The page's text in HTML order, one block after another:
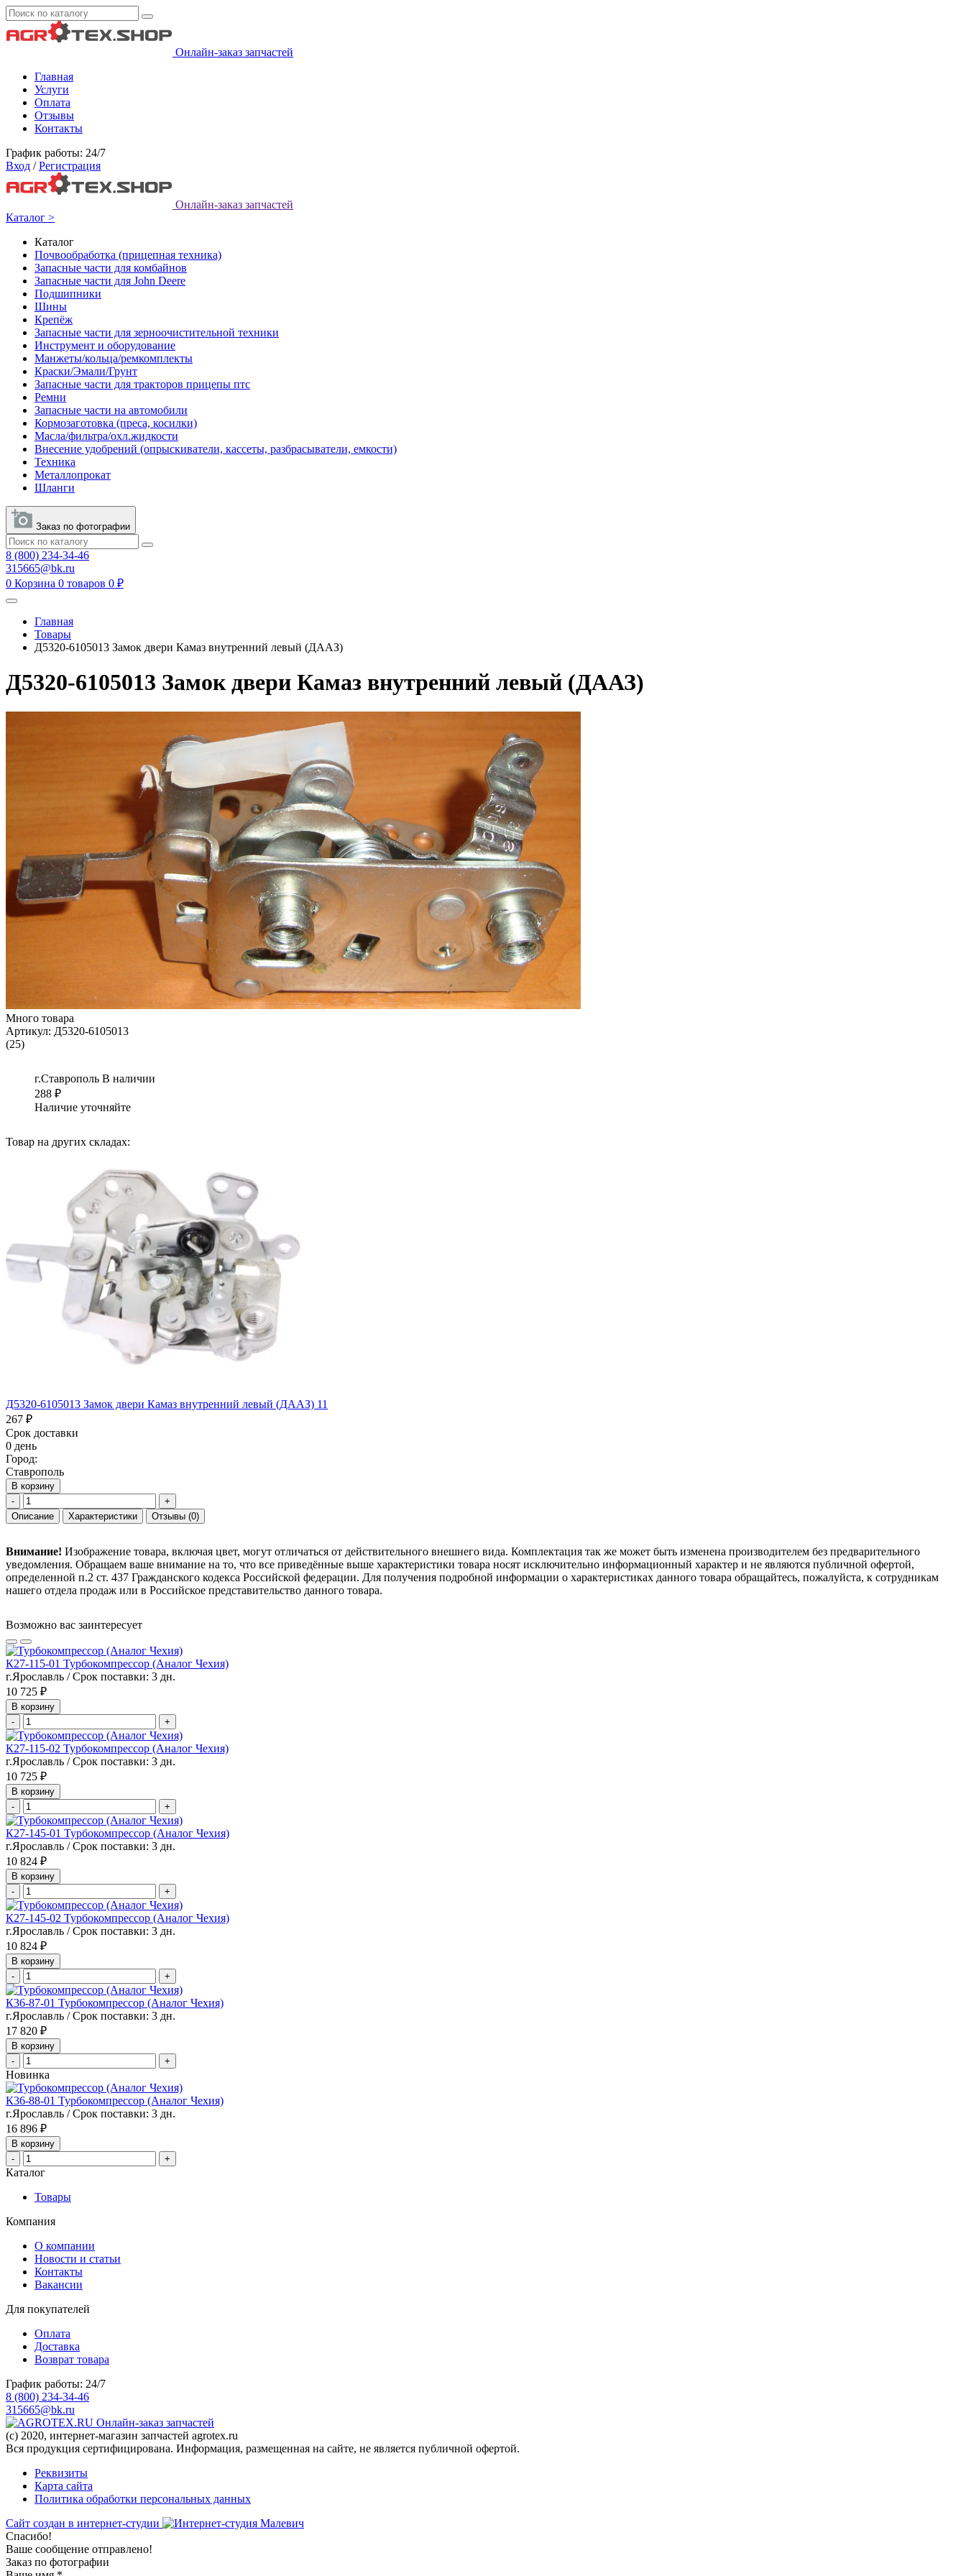
Онлайн-заказ запчастей
Главная
Услуги
Оплата
Отзывы
Контакты
График работы: 24/7
Вход / Регистрация
Онлайн-заказ запчастей
Каталог >
Каталог
Почвообработка (прицепная техника)
Запасные части для комбайнов
Запасные части для John Deere
Подшипники
Шины
Крепёж
Запасные части для зерноочистительной техники
Инструмент и оборудование
Манжеты/кольца/ремкомплекты
Краски/Эмали/Грунт
Запасные части для тракторов прицепы птс
Ремни
Запасные части на автомобили
Кормозаготовка (преса, косилки)
Масла/фильтра/охл.жидкости
Внесение удобрений (опрыскиватели, кассеты, разбрасыватели, емкости)
Техника
Металлопрокат
Шланги
Заказ по фотографии
8 (800) 234-34-46
315665@bk.ru
0 Корзина 0 товаров 0 ₽
Главная
Товары
Д5320-6105013 Замок двери Камаз внутренний левый (ДААЗ)
Д5320-6105013 Замок двери Камаз внутренний левый (ДААЗ)
Много товара
Артикул: Д5320-6105013
(25)
г.Ставрополь В наличии
288 ₽
Наличие уточняйте
Товар на других складах:
Д5320-6105013 Замок двери Камаз внутренний левый (ДААЗ) 11
267 ₽
Срок доставки
0 день
Город:
Ставрополь
В корзину
-
+
Описание
Характеристики Отзывы (0)
Внимание! Изображение товара, включая цвет, могут отличаться от действительного внешнего вида. Комплектация так же может быть изменена производителем без предварительного
уведомления. Обращаем ваше внимание на то, что все приведённые выше характеристики товара носят исключительно информационный характер и не являются публичной офертой,
определенной п.2 ст. 437 Гражданского кодекса Российской федерации. Для получения подробной информации о характеристиках данного товара обращайтесь, пожалуйста, к сотрудникам
нашего отдела продаж или в Российское представительство данного товара.
Возможно вас заинтересует
К27-115-01 Турбокомпрессор (Аналог Чехия)
г.Ярославль / Срок поставки: 3 дн.
10 725 ₽
В корзину
-
+
К27-115-02 Турбокомпрессор (Аналог Чехия)
г.Ярославль / Срок поставки: 3 дн.
10 725 ₽
В корзину
-
+
К27-145-01 Турбокомпрессор (Аналог Чехия)
г.Ярославль / Срок поставки: 3 дн.
10 824 ₽
В корзину
-
+
К27-145-02 Турбокомпрессор (Аналог Чехия)
г.Ярославль / Срок поставки: 3 дн.
10 824 ₽
В корзину
-
+
К36-87-01 Турбокомпрессор (Аналог Чехия)
г.Ярославль / Срок поставки: 3 дн.
17 820 ₽
В корзину
-
+
Новинка
К36-88-01 Турбокомпрессор (Аналог Чехия)
г.Ярославль / Срок поставки: 3 дн.
16 896 ₽
В корзину
-
+
Каталог
Товары
Компания
О компании
Новости и статьи
Контакты
Вакансии
Для покупателей
Оплата
Доставка
Возврат товара
График работы: 24/7
8 (800) 234-34-46
315665@bk.ru
Онлайн-заказ запчастей
(c) 2020, интернет-магазин запчастей agrotex.ru
Вся продукция сертифицирована. Информация, размещенная на сайте, не является публичной офертой.
Реквизиты
Карта сайта
Политика обработки персональных данных
Сайт создан в интернет-студии
Спасибо!
Ваше сообщение отправлено!
Заказ по фотографии